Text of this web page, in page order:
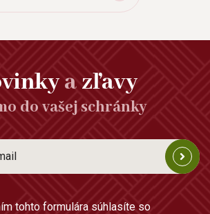
azľavy
do vašej schránky
tohto formulára súhlasíte so